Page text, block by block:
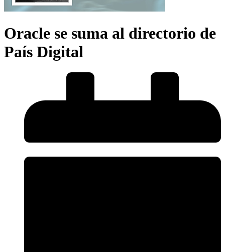
Oracle se suma al directorio de
País Digital